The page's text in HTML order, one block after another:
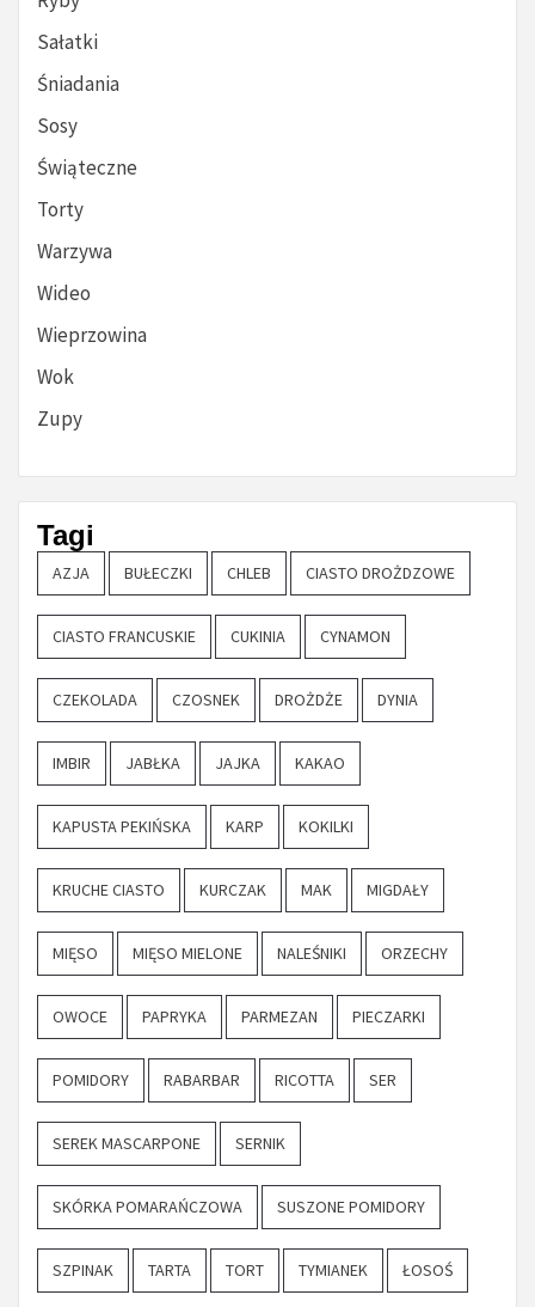
Sałatki
Śniadania
Sosy
Świąteczne
Torty
Warzywa
Wideo
Wieprzowina
Wok
Zupy
Tagi
AZJA BUŁECZKI CHLEB CIASTO DROŻDZOWE
CIASTO FRANCUSKIE CUKINIA CYNAMON
CZEKOLADA CZOSNEK DROŻDŻE DYNIA
IMBIR JABŁKA JAJKA KAKAO
KAPUSTA PEKIŃSKA KARP KOKILKI
KRUCHE CIASTO KURCZAK MAK MIGDAŁY
MIĘSO MIĘSO MIELONE NALEŚNIKI ORZECHY
OWOCE PAPRYKA PARMEZAN PIECZARKI
POMIDORY RABARBAR RICOTTA SER
SEREK MASCARPONE SERNIK
SKÓRKA POMARAŃCZOWA SUSZONE POMIDORY
SZPINAK TARTA TORT TYMIANEK ŁOSOŚ